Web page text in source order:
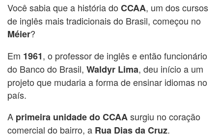
Você sabia que a história do CCAA, um dos cursos
de inglês mais tradicionais do Brasil, começou no
Méier?
Em 1961, o professor de inglês e então funcionário
do Banco do Brasil, Waldyr Lima, deu início a um
projeto que mudaria a forma de ensinar idiomas no
país.
A primeira unidade do CCAAsurgiu no coração
comercial do bairro, a Rua Dias da Cruz.